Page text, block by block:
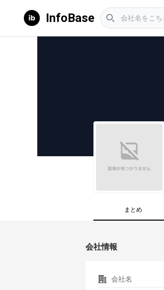
InfoBase
まとめ
会社情報
会社名